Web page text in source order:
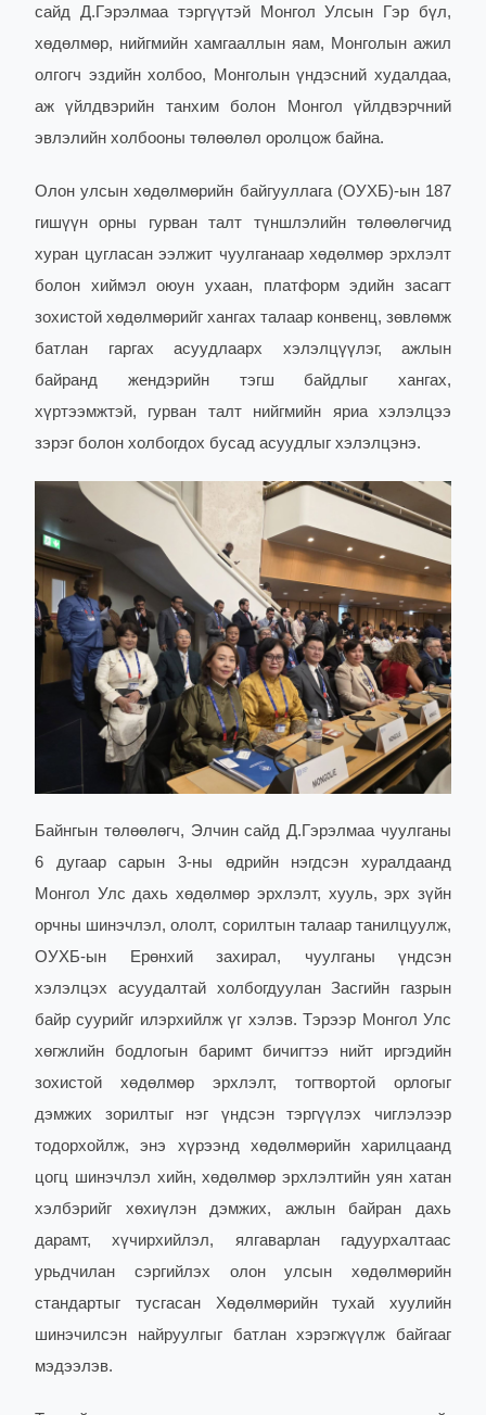
сайд Д.Гэрэлмаа тэргүүтэй Монгол Улсын Гэр бүл,
хөдөлмөр, нийгмийн хамгааллын яам, Монголын ажил
олгогч эздийн холбоо, Монголын үндэсний худалдаа,
аж үйлдвэрийн танхим болон Монгол үйлдвэрчний
эвлэлийн холбооны төлөөлөл оролцож байна.
Олон улсын хөдөлмөрийн байгууллага (ОУХБ)-ын 187
гишүүн орны гурван талт түншлэлийн төлөөлөгчид
хуран цугласан ээлжит чуулганаар хөдөлмөр эрхлэлт
болон хиймэл оюун ухаан, платформ эдийн засагт
зохистой хөдөлмөрийг хангах талаар конвенц, зөвлөмж
батлан гаргах асуудлаарх хэлэлцүүлэг, ажлын
байранд жендэрийн тэгш байдлыг хангах,
хүртээмжтэй, гурван талт нийгмийн яриа хэлэлцээ
зэрэг болон холбогдох бусад асуудлыг хэлэлцэнэ.
Байнгын төлөөлөгч, Элчин сайд Д.Гэрэлмаа чуулганы
6 дугаар сарын 3-ны өдрийн нэгдсэн хуралдаанд
Монгол Улс дахь хөдөлмөр эрхлэлт, хууль, эрх зүйн
орчны шинэчлэл, ололт, сорилтын талаар танилцуулж,
ОУХБ-ын Ерөнхий захирал, чуулганы үндсэн
хэлэлцэх асуудалтай холбогдуулан Засгийн газрын
байр суурийг илэрхийлж үг хэлэв. Тэрээр Монгол Улс
хөгжлийн бодлогын баримт бичигтээ нийт иргэдийн
зохистой хөдөлмөр эрхлэлт, тогтвортой орлогыг
дэмжих зорилтыг нэг үндсэн тэргүүлэх чиглэлээр
тодорхойлж, энэ хүрээнд хөдөлмөрийн харилцаанд
цогц шинэчлэл хийн, хөдөлмөр эрхлэлтийн уян хатан
хэлбэрийг хөхиүлэн дэмжих, ажлын байран дахь
дарамт, хүчирхийлэл, ялгаварлан гадуурхалтаас
урьдчилан сэргийлэх олон улсын хөдөлмөрийн
стандартыг тусгасан Хөдөлмөрийн тухай хуулийн
шинэчилсэн найруулгыг батлан хэрэгжүүлж байгааг
мэдээлэв.